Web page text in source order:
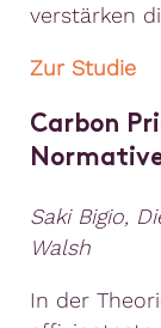
verstärken
Zur Studie
Carbon
Saki Bigio,
Walsh
In der